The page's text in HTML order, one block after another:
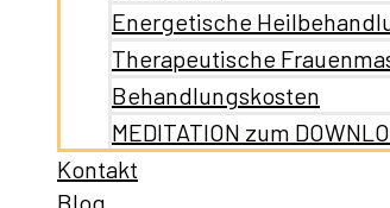
Energetische
Therapeutische
Behandlungskosten
MEDITATION zum
Kontakt
Blog